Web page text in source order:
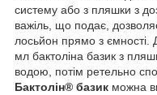
систему або з пляшки з
важіль, що подає,
лосьйон прямо з ємності.
мл бактоліна базик з
водою, потім ретельно
Бактолін® базик можна